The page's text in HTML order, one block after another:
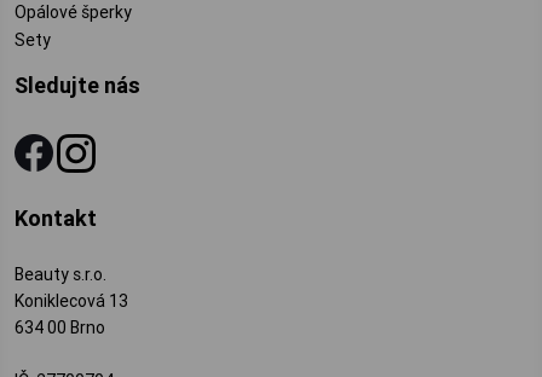
Opálové šperky
Sety
Sledujte nás
Kontakt
Beauty s.r.o.
Koniklecová 13
634 00 Brno